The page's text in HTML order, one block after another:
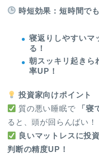
時短効果：短時間で
寝返りしやすいマ
る！
朝スッキリ起きら
率UP！
投資家向けポイント
質の悪い睡眠で
「
ると、頭が回らんばい！
良いマットレスに投
判断の精度UP！